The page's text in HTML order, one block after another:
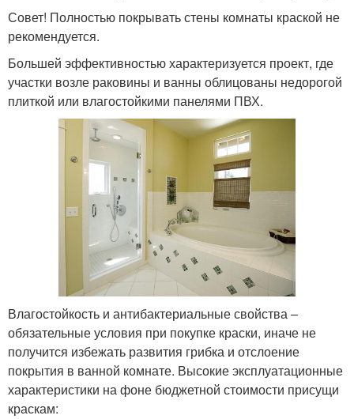
Совет! Полностью покрывать стены комнаты краской не
рекомендуется.
Большей эффективностью характеризуется проект, где
участки возле раковины и ванны облицованы недорогой
плиткой или влагостойкими панелями ПВХ.
Влагостойкость и антибактериальные свойства –
обязательные условия при покупке краски, иначе не
получится избежать развития грибка и отслоение
покрытия в ванной комнате. Высокие эксплуатационные
характеристики на фоне бюджетной стоимости присущи
краскам: